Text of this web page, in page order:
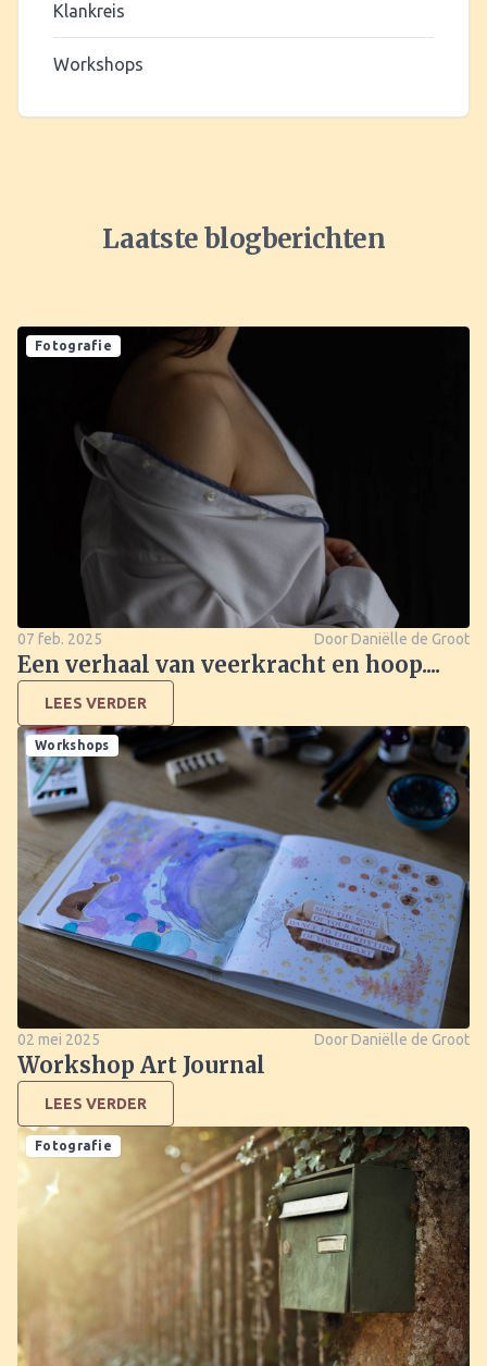
Klankreis
Workshops
Laatste blogberichten
Fotografie
07 feb. 2025 Door Daniëlle de Groot
Een verhaal van veerkracht en hoop....
LEES VERDER
Workshops
02 mei 2025 Door Daniëlle de Groot
Workshop Art Journal
LEES VERDER
Fotografie